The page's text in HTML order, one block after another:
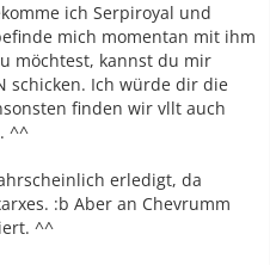
ich Serpiroyal und
mich momentan mit ihm
möchtest, kannst du mir
schicken. Ich würde dir die
finden wir vllt auch
^^
erledigt, da
:b Aber an Chevrumm
^^